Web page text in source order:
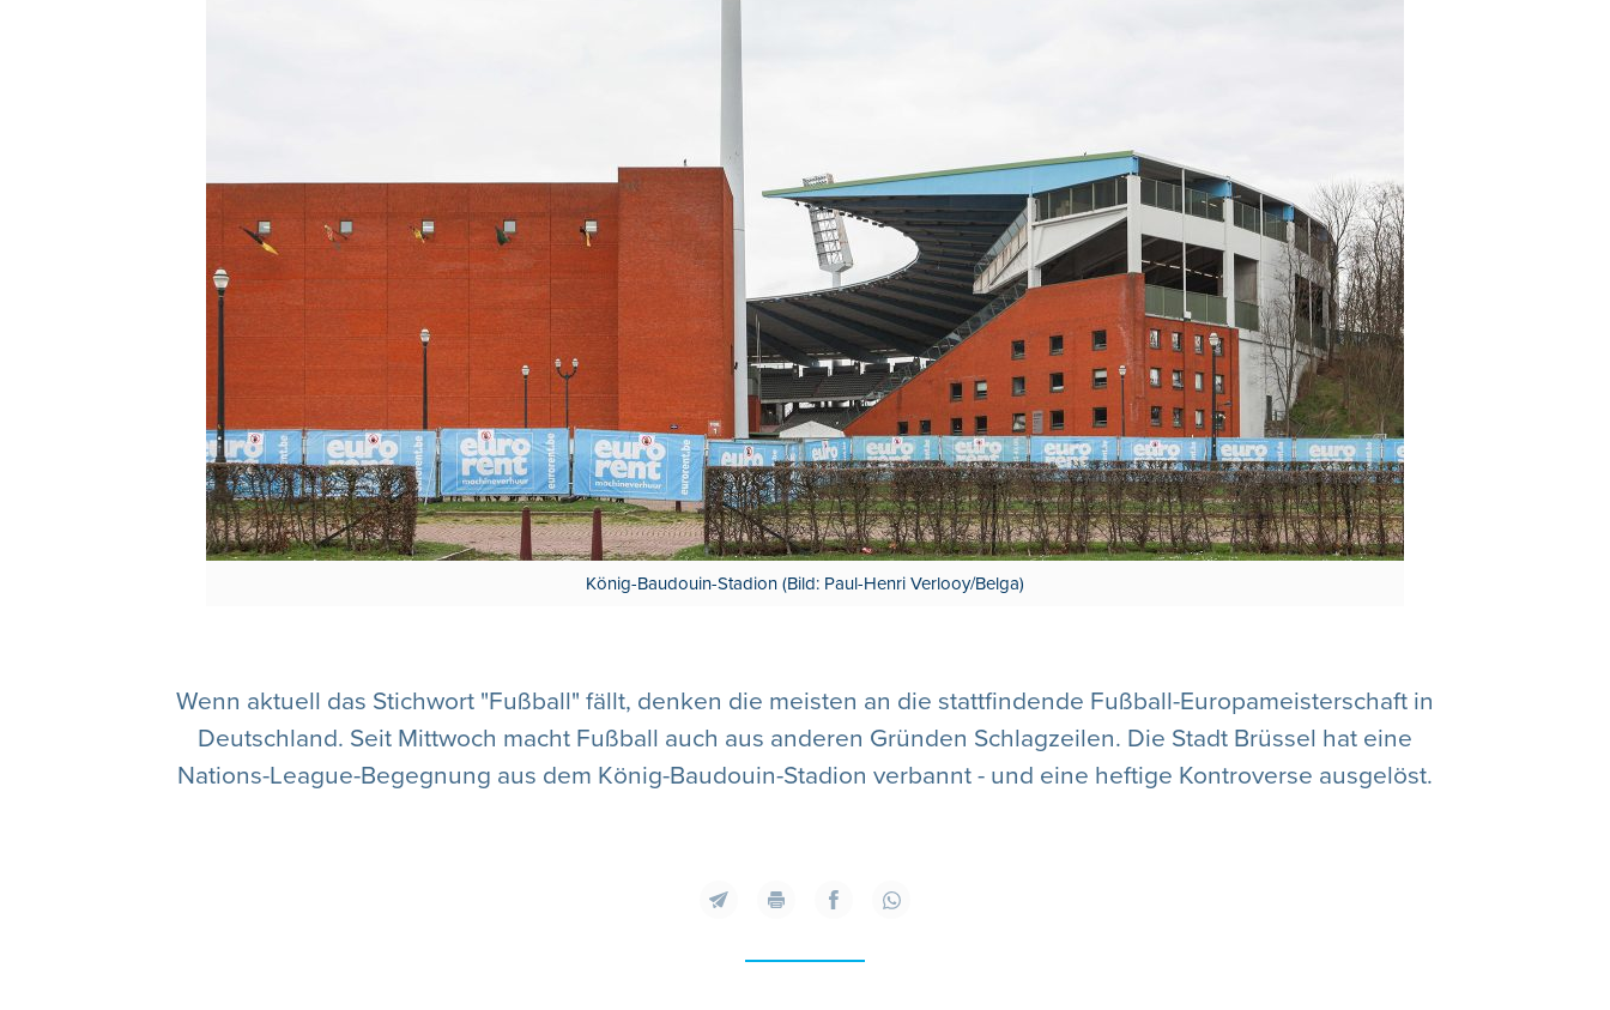
König-Baudouin-Stadion (Bild: Paul-Henri Verlooy/Belga)
Wenn aktuell das Stichwort "Fußball" fällt, denken die meisten an die stattfindende Fußball-Europameisterschaft in
Deutschland. Seit Mittwoch macht Fußball auch aus anderen Gründen Schlagzeilen. Die Stadt Brüssel hat eine
Nations-League-Begegnung aus dem König-Baudouin-Stadion verbannt - und eine heftige Kontroverse ausgelöst.